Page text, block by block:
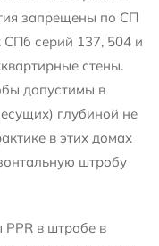
запрещены по СП
серий 137, 504 и
стены.
допустимы в
глубиной не
в этих домах
штробу